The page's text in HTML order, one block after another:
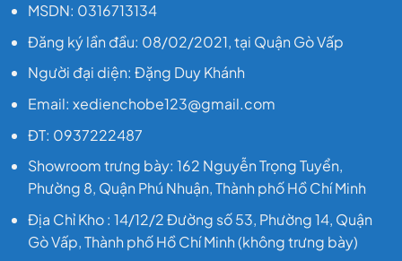
MSDN: 0316713134
Đăng ký lần đầu: 08/02/2021, tại Quận Gò Vấp
Người đại diện: Đặng Duy Khánh
Email: xedienchobe123@gmail.com
ĐT: 0937222487
Showroom trưng bày: 162 Nguyễn Trọng Tuyển,
Phường 8, Quận Phú Nhuận, Thành phố Hồ Chí Minh
Địa Chỉ Kho : 14/12/2 Đường số 53, Phường 14, Quận
Gò Vấp, Thành phố Hồ Chí Minh (không trưng bày)